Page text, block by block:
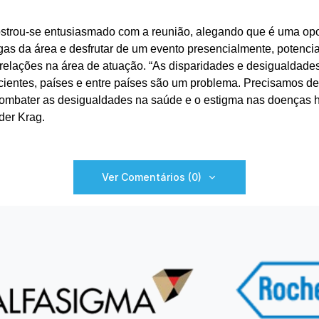
se entusiasmado com a reunião, alegando que é uma
da área e desfrutar de um evento presencialmente,
na área de atuação. “As disparidades e
países e entre países são um problema. Precisamos
as desigualdades na saúde e o estigma nas doenças
Krag.
Ver Comentários (0)